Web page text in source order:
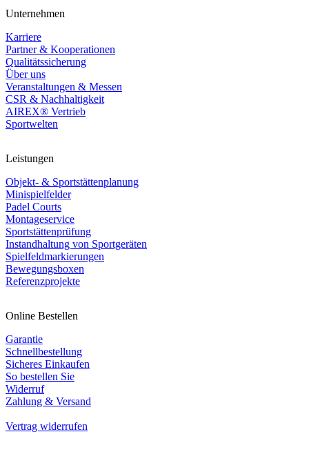
Unternehmen
Karriere
Partner & Kooperationen
Qualitätssicherung
Über uns
Veranstaltungen & Messen
CSR & Nachhaltigkeit
AIREX® Vertrieb
Sportwelten
Leistungen
Objekt- & Sportstättenplanung
Minispielfelder
Padel Courts
Montageservice
Sportstättenprüfung
Instandhaltung von Sportgeräten
Spielfeldmarkierungen
Bewegungsboxen
Referenzprojekte
Online Bestellen
Garantie
Schnellbestellung
Sicheres Einkaufen
So bestellen Sie
Widerruf
Zahlung & Versand
Vertrag widerrufen